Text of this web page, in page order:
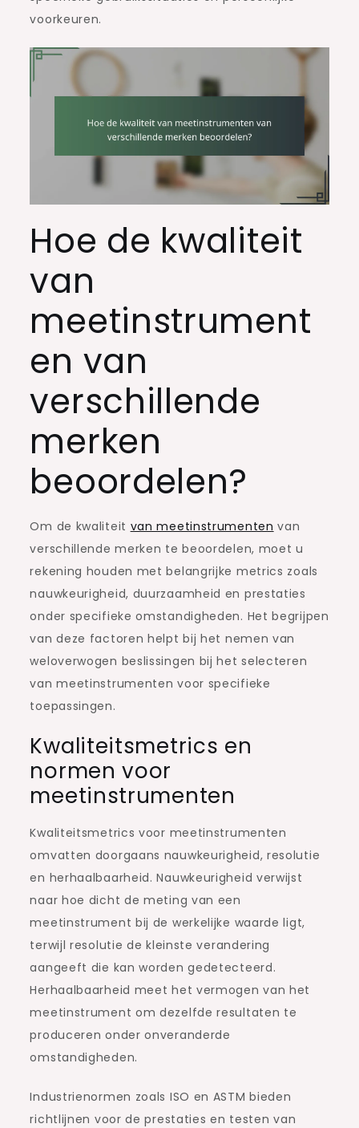
voorkeuren.
Hoe de kwaliteit
van
meetinstrument
en van
verschillende
merken
beoordelen?
Om de kwaliteit van meetinstrumenten van
verschillende merken te beoordelen, moet u
rekening houden met belangrijke metrics zoals
nauwkeurigheid, duurzaamheid en prestaties
onder specifieke omstandigheden. Het begrijpen
van deze factoren helpt bij het nemen van
weloverwogen beslissingen bij het selecteren
van meetinstrumenten voor specifieke
toepassingen.
Kwaliteitsmetrics en
normen voor
meetinstrumenten
Kwaliteitsmetrics voor meetinstrumenten
omvatten doorgaans nauwkeurigheid, resolutie
en herhaalbaarheid. Nauwkeurigheid verwijst
naar hoe dicht de meting van een
meetinstrument bij de werkelijke waarde ligt,
terwijl resolutie de kleinste verandering
aangeeft die kan worden gedetecteerd.
Herhaalbaarheid meet het vermogen van het
meetinstrument om dezelfde resultaten te
produceren onder onveranderde
omstandigheden.
Industrienormen zoals ISO en ASTM bieden
richtlijnen voor de prestaties en testen van